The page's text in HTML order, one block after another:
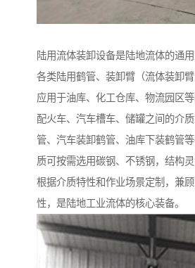
陆用流体装卸设备是陆地流体的通
各类陆用鹤管、装卸臂（流体装卸
应用于油库、化工仓库、物流园区
配火车、汽车槽车、储罐之间的介
管、汽车装卸鹤管、油库下装鹤管
质可按需选用碳钢、不锈钢，结构
根据介质特性和作业场景定制，兼
性，是陆地工业流体的核心装备。